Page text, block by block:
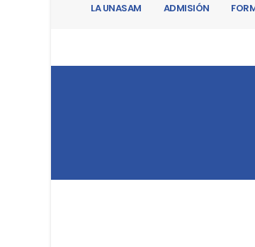
LA UNASAM ADMISIÓN